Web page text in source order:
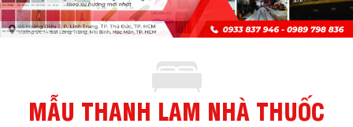
MẪU THANH LAM NHÀ THUỐC